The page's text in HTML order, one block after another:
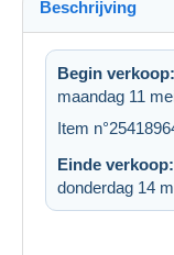
Beschrijving
Begin verkoop:
maandag 11
Item
Einde verkoop:
donderdag 14